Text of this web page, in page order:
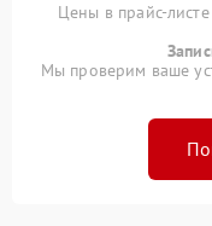
Цены в прайс-
Мы проверим ваше